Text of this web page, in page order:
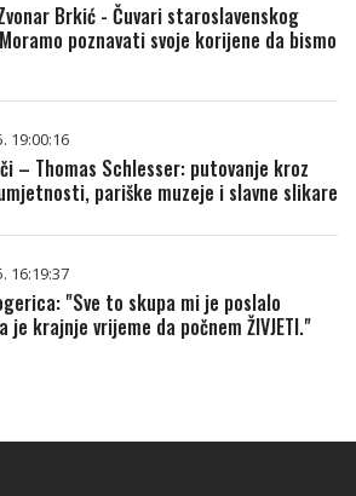
Brkić - Čuvari staroslavenskog
poznavati svoje korijene da bismo
19:00:16
– Thomas Schlesser: putovanje kroz
pariške muzeje i slavne slikare
16:19:37
"Sve to skupa mi je poslalo
je krajnje vrijeme da počnem ŽIVJETI."